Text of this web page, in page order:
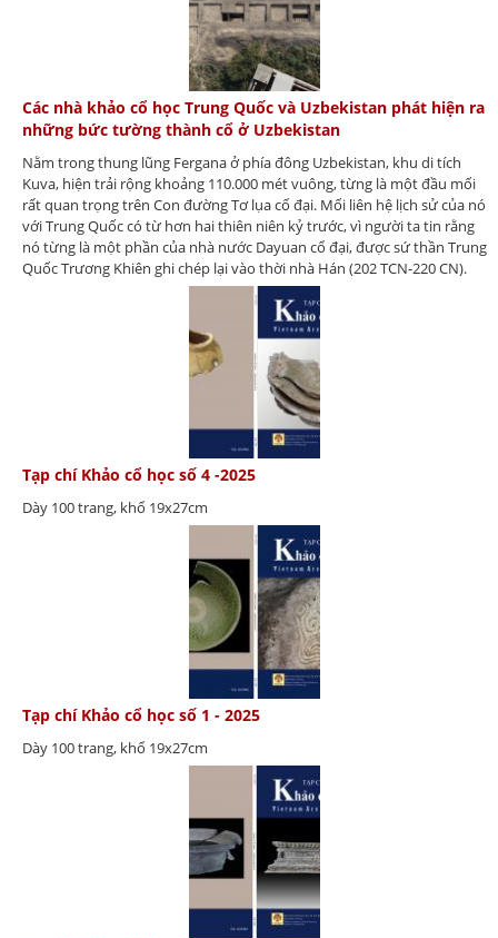
Các nhà khảo cổ học Trung Quốc và Uzbekistan phát hiện ra
những bức tường thành cổ ở Uzbekistan
Nằm trong thung lũng Fergana ở phía đông Uzbekistan, khu di tích
Kuva, hiện trải rộng khoảng 110.000 mét vuông, từng là một đầu mối
rất quan trọng trên Con đường Tơ lụa cổ đại. Mối liên hệ lịch sử của nó
với Trung Quốc có từ hơn hai thiên niên kỷ trước, vì người ta tin rằng
nó từng là một phần của nhà nước Dayuan cổ đại, được sứ thần Trung
Quốc Trương Khiên ghi chép lại vào thời nhà Hán (202 TCN-220 CN).
Tạp chí Khảo cổ học số 4 -2025
Dày 100 trang, khổ 19x27cm
Tạp chí Khảo cổ học số 1 - 2025
Dày 100 trang, khổ 19x27cm